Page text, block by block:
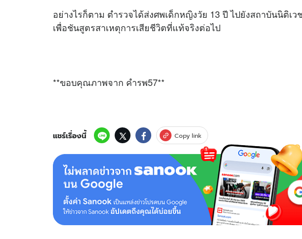
อย่างไรก็ตาม ตำรวจได้ส่งศพเด็กหญิงวัย 13 ปี ไปยังสถาบันนิติเว
เพื่อชันสูตรสาเหตุการเสียชีวิตที่แท้จริงต่อไป
**ขอบคุณภาพจาก คำรพ57**
แชร์เรื่องนี้ Copy link